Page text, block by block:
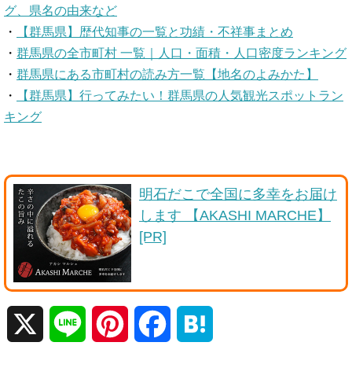
グ、県名の由来など
・
【群馬県】歴代知事の一覧と功績・不祥事まとめ
・ 群馬県の全市町村 一覧｜人口・面積・人口密度ランキング
・ 群馬県にある市町村の読み方一覧【地名のよみかた】
・
【群馬県】行ってみたい！群馬県の人気観光スポットラン
キング
明石だこで全国に多幸をお届け
します 【AKASHI MARCHE】
[PR]